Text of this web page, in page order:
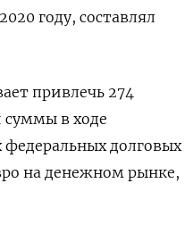
году, составлял
привлечь 274
суммы в ходе
долговых
на денежном рынке,